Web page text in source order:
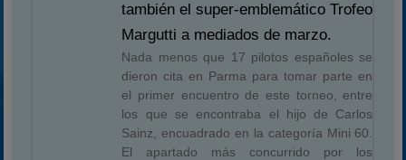
también el super-emblemático Trofeo
Margutti a mediados de marzo.
Nada menos que 17 pilotos españoles se
dieron cita en Parma para tomar parte en
el primer encuentro de este torneo, entre
los que se encontraba el hijo de Carlos
Sainz, encuadrado en la categoría Mini 60.
El apartado más concurrido por los